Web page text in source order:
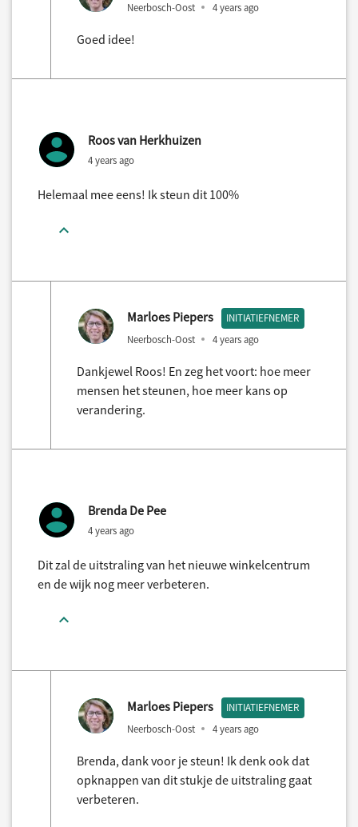
Neerbosch-Oost 4 years ago
Goed idee!
Roos van Herkhuizen
4 years ago
Helemaal mee eens! Ik steun dit 100%
Marloes Piepers INITIATIEFNEMER
Neerbosch-Oost 4 years ago
Dankjewel Roos! En zeg het voort: hoe meer
mensen het steunen, hoe meer kans op
verandering.
Brenda De Pee
4 years ago
Dit zal de uitstraling van het nieuwe winkelcentrum
en de wijk nog meer verbeteren.
Marloes Piepers INITIATIEFNEMER
Neerbosch-Oost 4 years ago
Brenda, dank voor je steun! Ik denk ook dat
opknappen van dit stukje de uitstraling gaat
verbeteren.